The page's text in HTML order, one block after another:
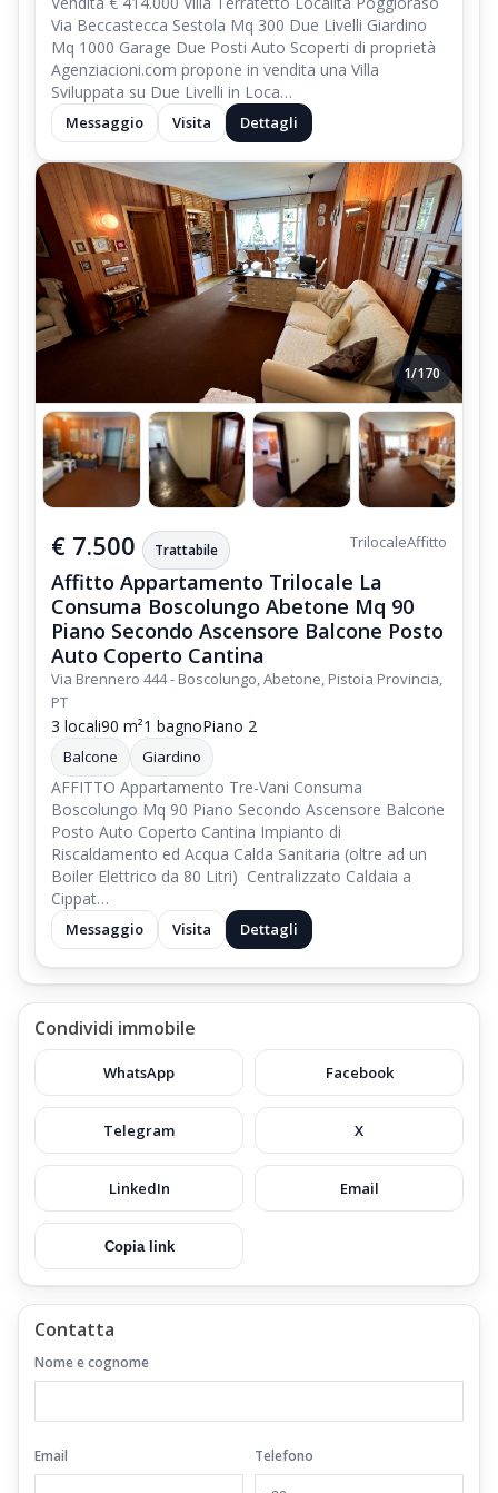
Via Beccastecca Sestola Mq 300 Due Livelli Giardino
Mq 1000 Garage Due Posti Auto Scoperti di proprietà
Agenziacioni.com propone in vendita una Villa
Sviluppata su Due Livelli in Loca…
Messaggio Visita Dettagli
1/170
€ 7.500 Trattabile TrilocaleAffitto
Affitto Appartamento Trilocale La
Consuma Boscolungo Abetone Mq 90
Piano Secondo Ascensore Balcone Posto
Auto Coperto Cantina
Via Brennero 444 - Boscolungo, Abetone, Pistoia Provincia,
PT
3 locali90 m²1 bagnoPiano 2
Balcone Giardino
AFFITTO Appartamento Tre-Vani Consuma
Boscolungo Mq 90 Piano Secondo Ascensore Balcone
Posto Auto Coperto Cantina Impianto di
Riscaldamento ed Acqua Calda Sanitaria (oltre ad un
Boiler Elettrico da 80 Litri) Centralizzato Caldaia a
Cippat…
Messaggio Visita Dettagli
Condividi immobile
WhatsApp Facebook
Telegram X
LinkedIn Email
Copia link
Contatta
Nome e cognome
Email Telefono